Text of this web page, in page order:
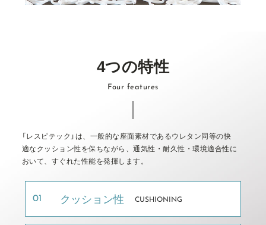
4つの特性
Fou r features
「レスピテッ ク 」は、 ⼀般的な座⾯素材であるウレタ ン同等の快
適なク ッ シ ョ ン性を保ちながら 、通気性 ・耐久性 ・環境適合性に
おいて、 すぐれた性能を発揮し ます。
01 クッション性 CUSHIONING